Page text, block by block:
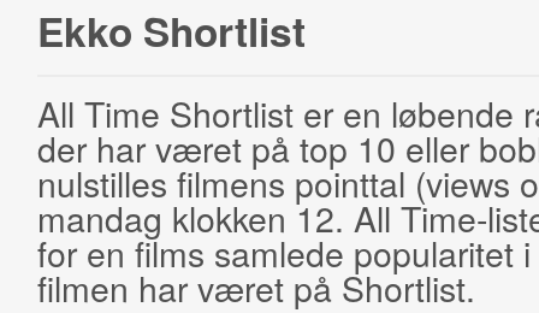
Ekko Shortlist
All Time Shortlist er en løbende
der har været på top 10 eller
nulstilles filmens pointtal (views
mandag klokken 12. All Time-
for en films samlede popularitet
filmen har været på Shortlist.